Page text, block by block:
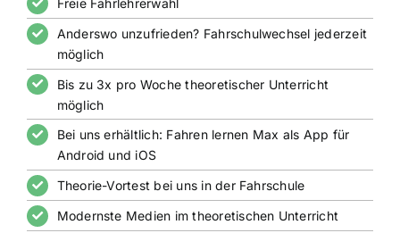
Freie Fahrlehrerwahl
Anderswo unzufrieden? Fahrschulwechsel jederzeit
möglich
Bis zu 3x pro Woche theoretischer Unterricht
möglich
Bei uns erhältlich: Fahren lernen Max als App für
Android und iOS
Theorie-Vortest bei uns in der Fahrschule
Modernste Medien im theoretischen Unterricht